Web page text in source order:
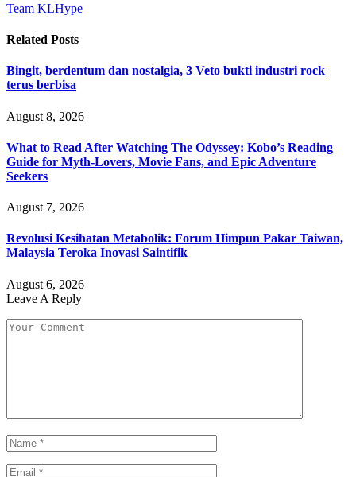
Team KLHype
Related Posts
Bingit, berdentum dan nostalgia, 3 Veto bukti industri rock
terus berbisa
August 8, 2026
What to Read After Watching The Odyssey: Kobo’s Reading
Guide for Myth-Lovers, Movie Fans, and Epic Adventure
Seekers
August 7, 2026
Revolusi Kesihatan Metabolik: Forum Himpun Pakar Taiwan,
Malaysia Teroka Inovasi Saintifik
August 6, 2026
Leave A Reply